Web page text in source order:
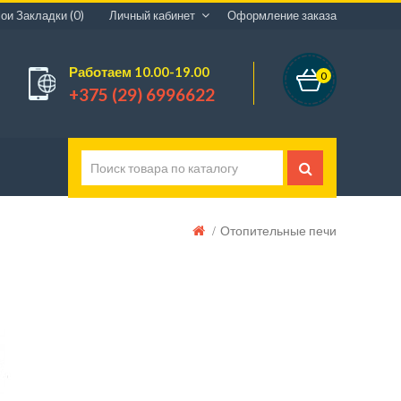
Закладки (0) Личный кабинет Оформление заказа
Работаем 10.00-19.00
+375 (29) 6996622
0
Дымоходов
Бани
Барбекю
Отопительные печи